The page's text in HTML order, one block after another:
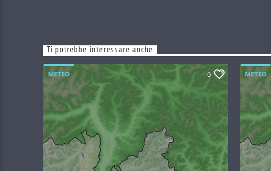
Ti potrebbe interessare anche
METEO 0 METEO